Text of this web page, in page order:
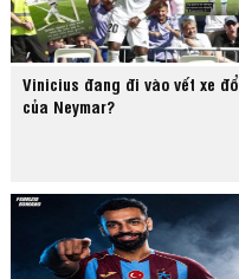
Vinicius đang đi vào vết xe đổ
của Neymar?